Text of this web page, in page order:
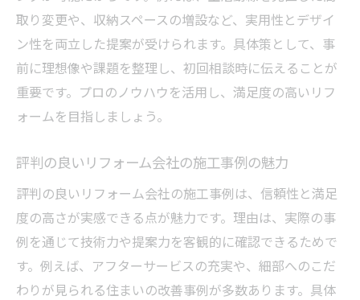
取り変更や、収納スペースの増設など、実用性とデザイ
ン性を両立した提案が受けられます。具体策として、事
前に理想像や課題を整理し、初回相談時に伝えることが
重要です。プロのノウハウを活用し、満足度の高いリフ
ォームを目指しましょう。
評判の良いリフォーム会社の施工事例の魅力
評判の良いリフォーム会社の施工事例は、信頼性と満足
度の高さが実感できる点が魅力です。理由は、実際の事
例を通じて技術力や提案力を客観的に確認できるためで
す。例えば、アフターサービスの充実や、細部へのこだ
わりが見られる住まいの改善事例が多数あります。具体